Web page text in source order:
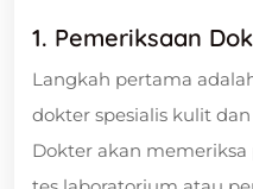
1. Pemeriksaan
Langkah pertama
dokter spesialis kulit
Dokter akan